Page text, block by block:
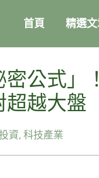
首頁 精選
密公式」
越大盤
資, 科技產業